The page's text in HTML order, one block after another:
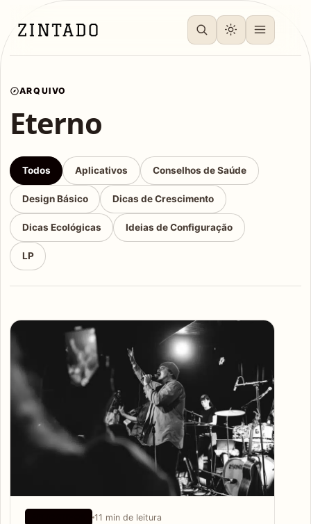
ARQUIVO
Eterno
Todos Aplicativos Conselhos de Saúde
Design Básico Dicas de Crescimento
Dicas Ecológicas Ideias de Configuração
LP
Articles
11 min de leitura